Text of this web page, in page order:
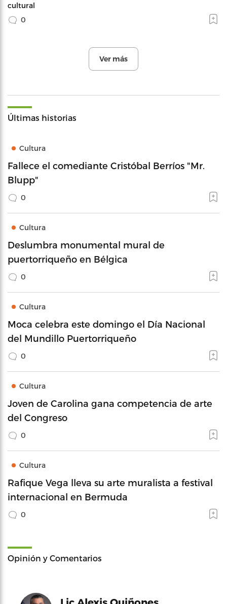
cultural
0
Ver más
Últimas historias
Cultura
Fallece el comediante Cristóbal Berríos "Mr.
Blupp"
0
Cultura
Deslumbra monumental mural de
puertorriqueño en Bélgica
0
Cultura
Moca celebra este domingo el Día Nacional
del Mundillo Puertorriqueño
0
Cultura
Joven de Carolina gana competencia de arte
del Congreso
0
Cultura
Rafique Vega lleva su arte muralista a festival
internacional en Bermuda
0
Opinión y Comentarios